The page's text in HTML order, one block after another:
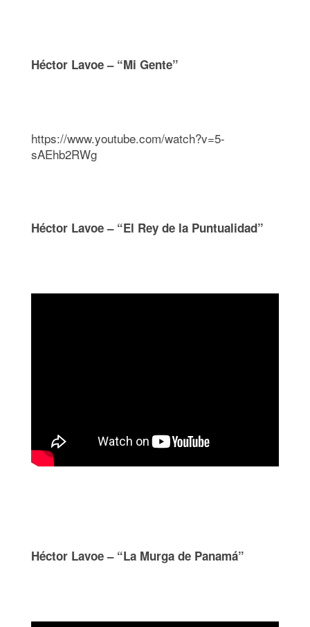
Héctor Lavoe – “Mi Gente”
https://www.youtube.com/watch?v=5-
sAEhb2RWg
Héctor Lavoe – “El Rey de la Puntualidad”
Héctor Lavoe – “La Murga de Panamá”